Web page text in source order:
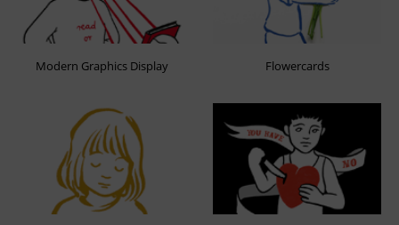
Modern Graphics Display Flowercards